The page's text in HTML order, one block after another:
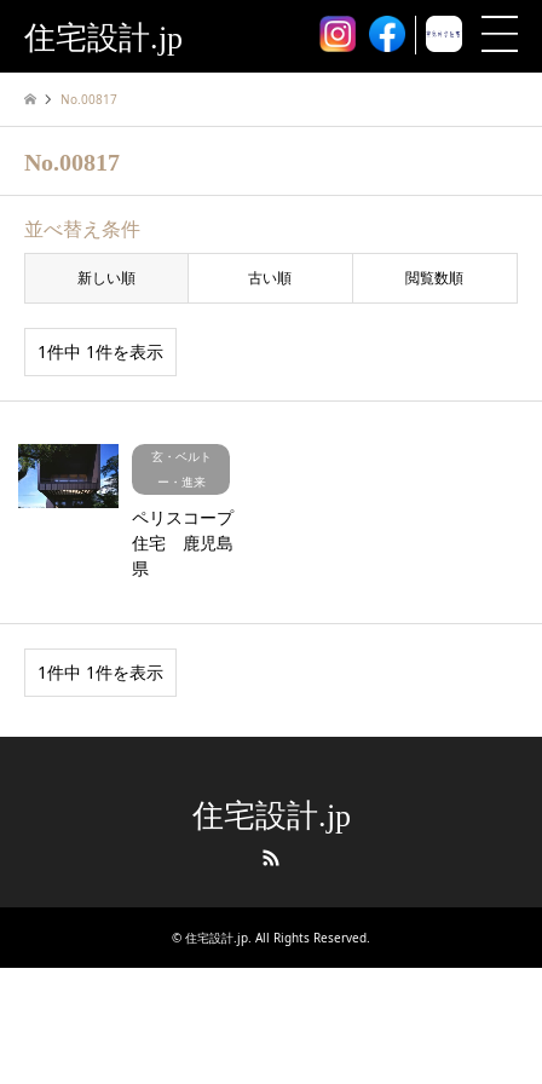
住宅設計.jp
No.00817
No.00817
並べ替え条件
新しい順 古い順 閲覧数順
1件中 1件を表示
玄・ベルト
ー・進来
ペリスコープ
住宅 鹿児島
県
1件中 1件を表示
住宅設計.jp
© 住宅設計.jp. All Rights Reserved.